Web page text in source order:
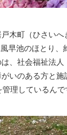
木町（ひさい
早池のほとり、
、社会福祉法
いのある方と
理しているんで